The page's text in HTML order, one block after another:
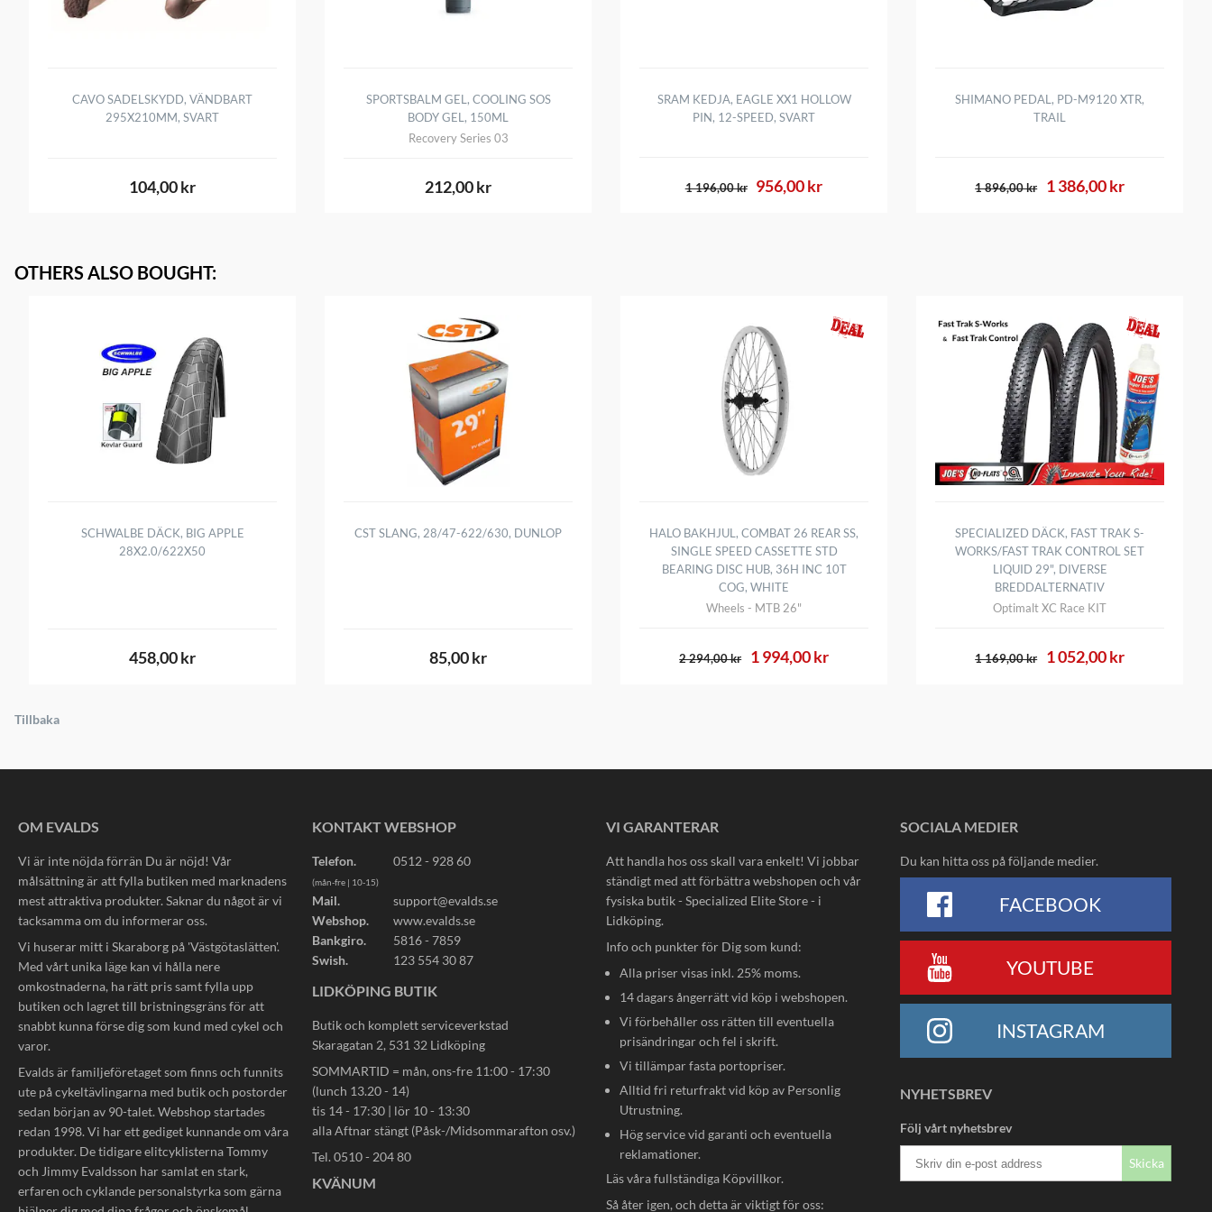
CAVO SADELSKYDD, VÄNDBART
295X210MM, SVART
104,00 kr
SPORTSBALM GEL, COOLING SOS
BODY GEL, 150ML
Recovery Series 03
212,00 kr
SRAM KEDJA, EAGLE XX1 HOLLOW
PIN, 12-SPEED, SVART
956,00 kr
1 196,00 kr
SHIMANO PEDAL, PD-M9120 XTR,
TRAIL
1 386,00 kr
1 896,00 kr
OTHERS ALSO BOUGHT:
SCHWALBE DÄCK, BIG APPLE
28X2.0/622X50
458,00 kr
CST SLANG, 28/47-622/630, DUNLOP
85,00 kr
HALO BAKHJUL, COMBAT 26 REAR SS,
SINGLE SPEED CASSETTE STD
BEARING DISC HUB, 36H INC 10T
COG, WHITE
Wheels - MTB 26"
1 994,00 kr
2 294,00 kr
SPECIALIZED DÄCK, FAST TRAK S-
WORKS/FAST TRAK CONTROL SET
LIQUID 29", DIVERSE
BREDDALTERNATIV
Optimalt XC Race KIT
1 052,00 kr
1 169,00 kr
Tillbaka
OM EVALDS
Vi är inte nöjda förrän Du är nöjd! Vår
målsättning är att fylla butiken med marknadens
mest attraktiva produkter. Saknar du något är vi
tacksamma om du informerar oss.
Vi huserar mitt i Skaraborg på 'Västgötaslätten'.
Med vårt unika läge kan vi hålla nere
omkostnaderna, ha rätt pris samt fylla upp
butiken och lagret till bristningsgräns för att
snabbt kunna förse dig som kund med cykel och
varor.
Evalds är familjeföretaget som finns och funnits
ute på cykeltävlingarna med butik och postorder
sedan början av 90-talet. Webshop startades
redan 1998. Vi har ett gediget kunnande om våra
produkter. De tidigare elitcyklisterna Tommy
och Jimmy Evaldsson har samlat en stark,
erfaren och cyklande personalstyrka som gärna
KONTAKT WEBSHOP
Telefon. 0512 - 928 60
(mån-fre | 10-15)
Mail.
support@evalds.se
Webshop.
www.evalds.se
Bankgiro.
5816 - 7859
Swish.
123 554 30 87
LIDKÖPING BUTIK
Butik och komplett serviceverkstad
Skaragatan 2, 531 32 Lidköping
SOMMARTID = mån, ons-fre 11:00 - 17:30
(lunch 13.20 - 14)
tis 14 - 17:30 | lör 10 - 13:30
alla Aftnar stängt (Påsk-/Midsommarafton osv.)
Tel. 0510 - 204 80
KVÄNUM
VI GARANTERAR
Att handla hos oss skall vara enkelt! Vi jobbar
ständigt med att förbättra webshopen och vår
fysiska butik - Specialized Elite Store - i
Lidköping.
Info och punkter för Dig som kund:
Alla priser visas inkl. 25% moms.
14 dagars ångerrätt vid köp i webshopen.
Vi förbehåller oss rätten till eventuella
prisändringar och fel i skrift.
Vi tillämpar fasta portopriser.
Alltid fri returfrakt vid köp av Personlig
Utrustning.
Hög service vid garanti och eventuella
reklamationer.
Läs våra fullständiga Köpvillkor.
Så åter igen, och detta är viktigt för oss:
SOCIALA MEDIER
Du kan hitta oss på följande medier.
FACEBOOK
YOUTUBE
INSTAGRAM
NYHETSBREV
Följ vårt nyhetsbrev
Skicka